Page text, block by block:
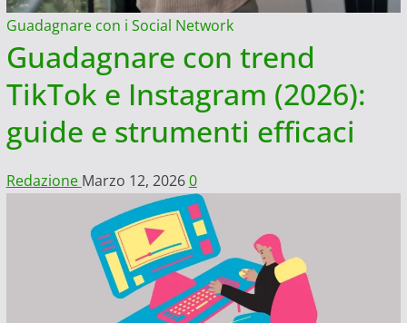
Guadagnare con i Social Network
Guadagnare con trend
TikTok e Instagram (2026):
guide e strumenti efficaci
Redazione Marzo 12, 20260